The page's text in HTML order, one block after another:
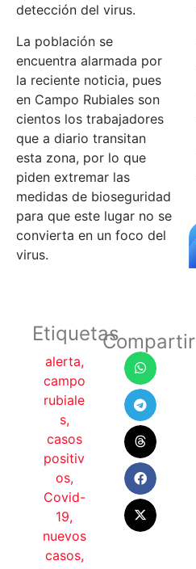
detección del virus.
La población se
encuentra alarmada por
la reciente noticia, pues
en Campo Rubiales son
cientos los trabajadores
que a diario transitan
esta zona, por lo que
piden extremar las
medidas de bioseguridad
para que este lugar no se
convierta en un foco del
virus.
Etiquetas
alerta,
campo
rubiale
s,
casos
positiv
os,
Covid-
19,
nuevos
casos,
Compartir